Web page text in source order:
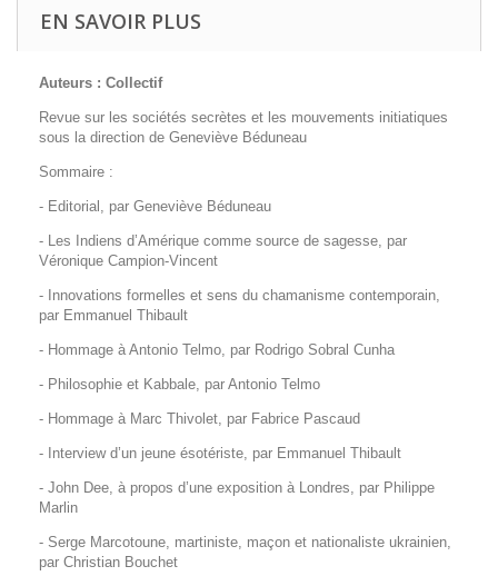
EN SAVOIR PLUS
Auteurs : Collectif
Revue sur les sociétés secrètes et les mouvements initiatiques
sous la direction de Geneviève Béduneau
Sommaire :
- Editorial, par Geneviève Béduneau
- Les Indiens d’Amérique comme source de sagesse, par
Véronique Campion-Vincent
- Innovations formelles et sens du chamanisme contemporain,
par Emmanuel Thibault
- Hommage à Antonio Telmo, par Rodrigo Sobral Cunha
- Philosophie et Kabbale, par Antonio Telmo
- Hommage à Marc Thivolet, par Fabrice Pascaud
- Interview d’un jeune ésotériste, par Emmanuel Thibault
- John Dee, à propos d’une exposition à Londres, par Philippe
Marlin
- Serge Marcotoune, martiniste, maçon et nationaliste ukrainien,
par Christian Bouchet